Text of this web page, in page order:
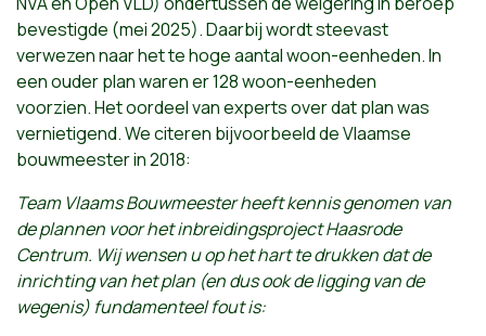
bevestigde (mei 2025). Daarbij wordt steevast
verwezen naar het te hoge aantal woon-eenheden. In
een ouder plan waren er 128 woon-eenheden
voorzien.Het oordeel van experts over dat plan was
vernietigend. We citeren bijvoorbeeld de Vlaamse
bouwmeester in 2018:
Team Vlaams Bouwmeester heeft kennis genomen van
de plannen voor het inbreidingsproject Haasrode
Centrum. Wij wensen u op het hart te drukken dat de
inrichting van het plan (en dus ook de ligging van de
wegenis) fundamenteel fout is: